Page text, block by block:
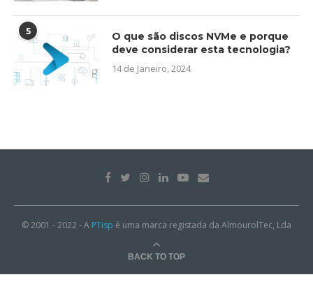
5
O que são discos NVMe e porque
deve considerar esta tecnologia?
14 de Janeiro, 2024
© 2001 - 2022 - A PTisp é uma marca registada da AlmourolTec, Lda
BACK TO TOP